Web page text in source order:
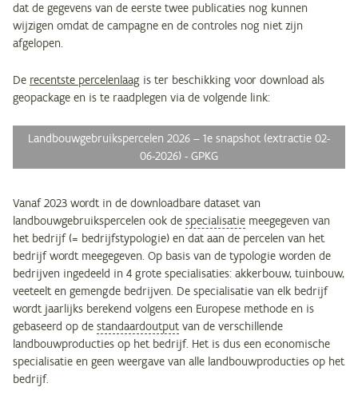
dat de gegevens van de eerste twee publicaties nog kunnen
wijzigen omdat de campagne en de controles nog niet zijn
afgelopen.
De recentste percelenlaag is ter beschikking voor download als
geopackage en is te raadplegen via de volgende link:
Landbouwgebruikspercelen 2026 – 1e snapshot (extractie 02-
06-2026) - GPKG
Vanaf 2023 wordt in de downloadbare dataset van
landbouwgebruikspercelen ook de specialisatie meegegeven van
het bedrijf (= bedrijfstypologie) en dat aan de percelen van het
bedrijf wordt meegegeven. Op basis van de typologie worden de
bedrijven ingedeeld in 4 grote specialisaties: akkerbouw, tuinbouw,
veeteelt en gemengde bedrijven. De specialisatie van elk bedrijf
wordt jaarlijks berekend volgens een Europese methode en is
gebaseerd op de standaardoutput van de verschillende
landbouwproducties op het bedrijf. Het is dus een economische
specialisatie en geen weergave van alle landbouwproducties op het
bedrijf.